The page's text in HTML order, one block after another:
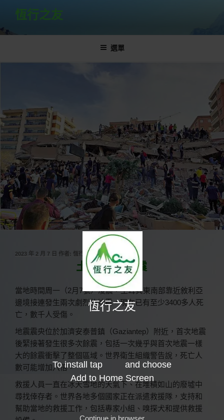
主
容
恆行之友
選單
發
2023 年 2 月 7 日 作者: 恆行之友
土耳其大地震
當地時間周一（2月7號）凌晨，土耳其東南部靠近敘利亞
邊境接連發生兩次劇烈的地震，現在已有至少3400多人死
亡，數千人受傷。
地震震央位於加濟安泰普鎮（Gaziantep）附近，首次地震
後緊接著發生很多次餘震，包括一次幾乎與首次地震一樣
大的餘震衝擊了整個區域。世界衛生組織警告說，死亡人
數可能增加八倍。
救援人員一直在冰天雪地的天氣下、在堆積如山的廢墟中
尋找倖存者。世界各地多個國家正在派遣救援隊，支持和
幫助當地的救援工作，包括專家小組、嗅探犬和提供救援
恆行之友
To install tap
and choose
Add to Home Screen
Continue in browser